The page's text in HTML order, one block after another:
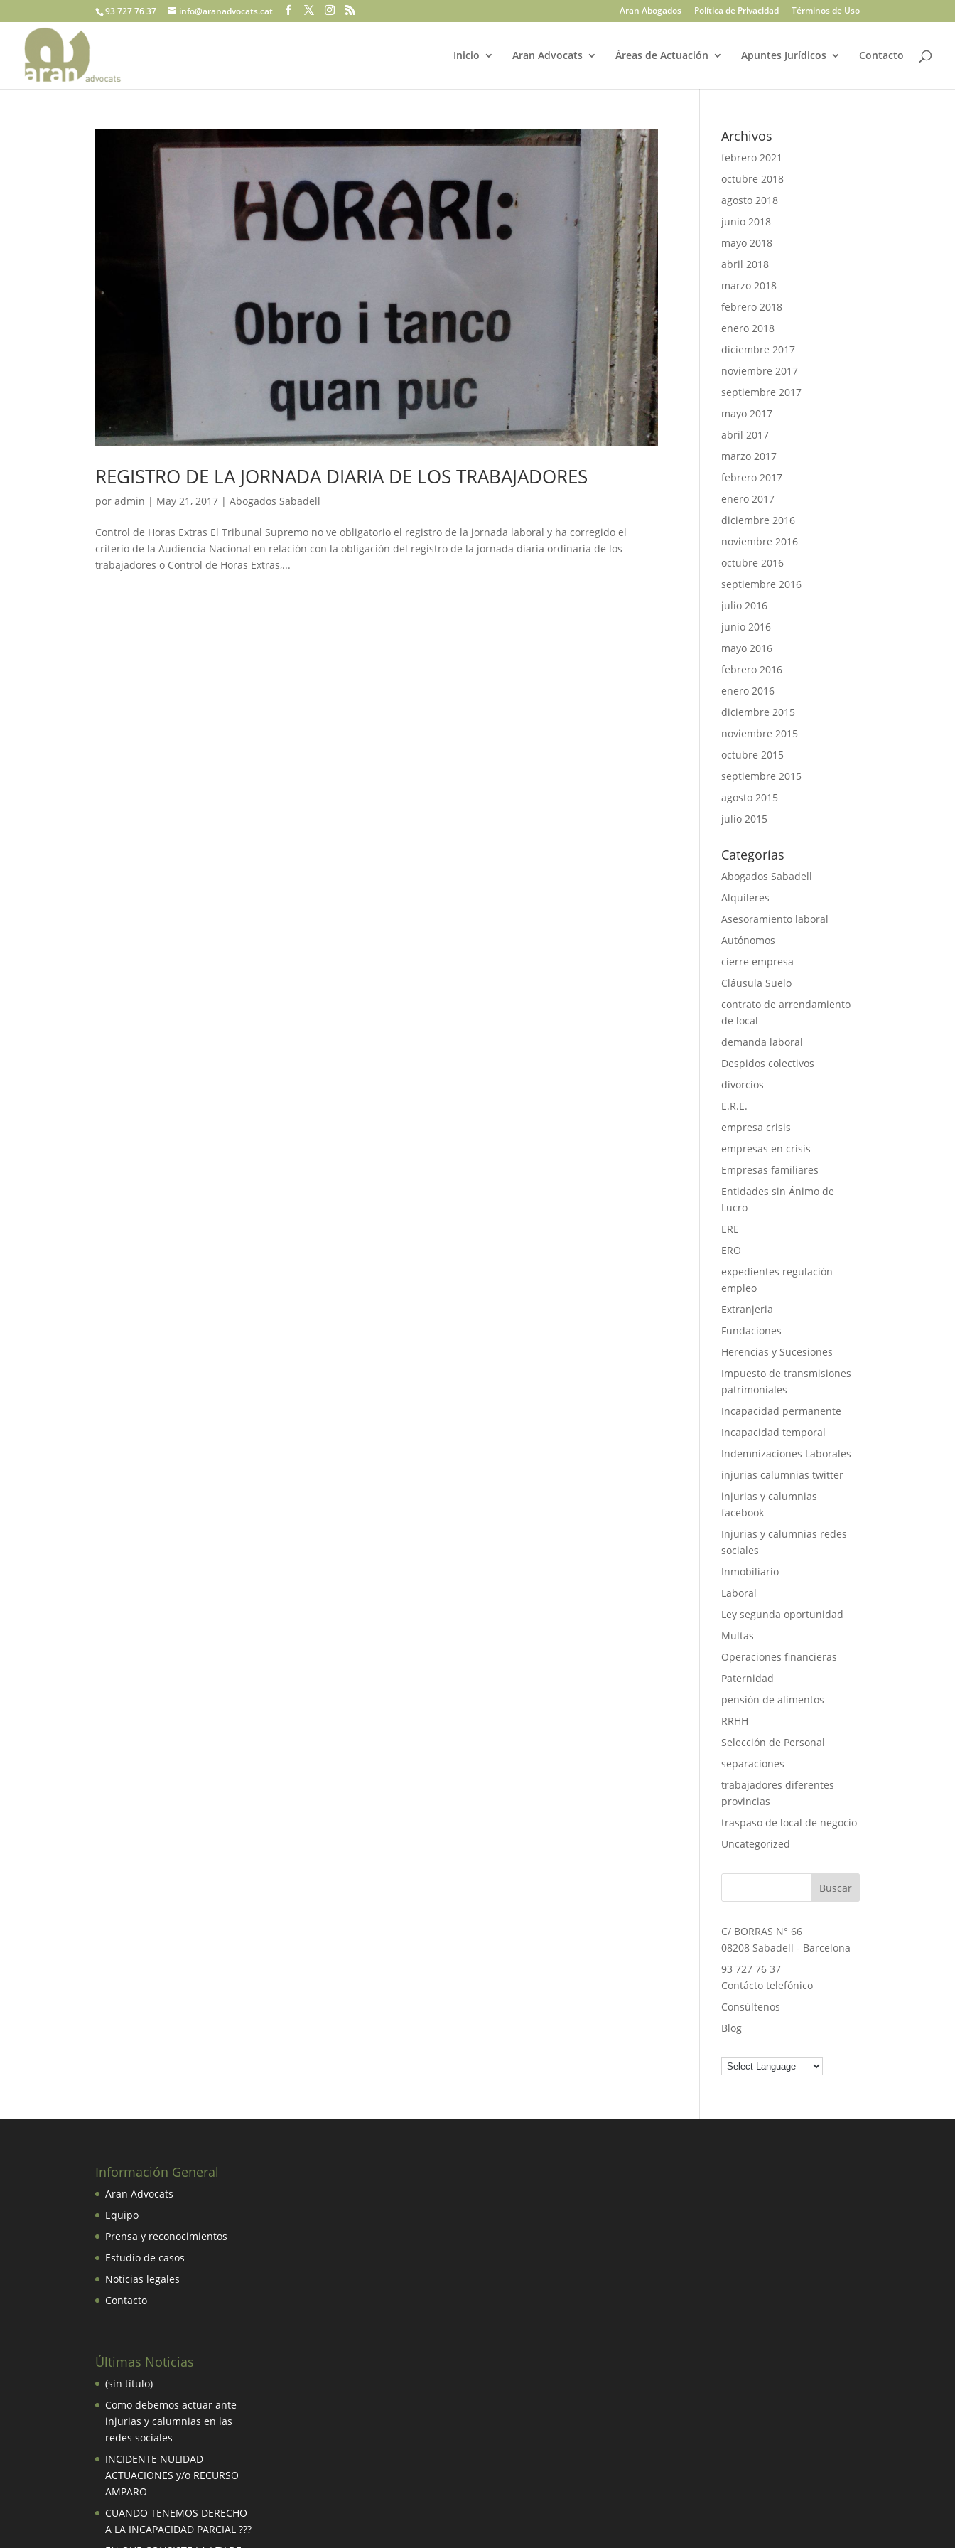
93 727 76 37 info@aranadvocats.cat Aran Abogados Política de Privacidad Términos de Uso
Inicio Aran Advocats Áreas de Actuación Apuntes Jurídicos Contacto
REGISTRO DE LA JORNADA DIARIA DE LOS TRABAJADORES
poradmin | May 21, 2017 |Abogados Sabadell
Control de Horas Extras El Tribunal Supremo no ve obligatorio el registro de la jornada laboral y ha corregido el
criterio de la Audiencia Nacional en relación con la obligación del registro de la jornada diaria ordinaria de los
trabajadores o Control de Horas Extras,...
Archivos
febrero 2021
octubre 2018
agosto 2018
junio 2018
mayo 2018
abril 2018
marzo 2018
febrero 2018
enero 2018
diciembre 2017
noviembre 2017
septiembre 2017
mayo 2017
abril 2017
marzo 2017
febrero 2017
enero 2017
diciembre 2016
noviembre 2016
octubre 2016
septiembre 2016
julio 2016
junio 2016
mayo 2016
febrero 2016
enero 2016
diciembre 2015
noviembre 2015
octubre 2015
septiembre 2015
agosto 2015
julio 2015
Categorías
Abogados Sabadell
Alquileres
Asesoramiento laboral
Autónomos
cierre empresa
Cláusula Suelo
contrato de arrendamiento
de local
demanda laboral
Despidos colectivos
divorcios
E.R.E.
empresa crisis
empresas en crisis
Empresas familiares
Entidades sin Ánimo de
Lucro
ERE
ERO
expedientes regulación
empleo
Extranjeria
Fundaciones
Herencias y Sucesiones
Impuesto de transmisiones
patrimoniales
Incapacidad permanente
Incapacidad temporal
Indemnizaciones Laborales
injurias calumnias twitter
injurias y calumnias
facebook
Injurias y calumnias redes
sociales
Inmobiliario
Laboral
Ley segunda oportunidad
Multas
Operaciones financieras
Paternidad
pensión de alimentos
RRHH
Selección de Personal
separaciones
trabajadores diferentes
provincias
traspaso de local de negocio
Uncategorized
C/ BORRAS N° 66
08208 Sabadell - Barcelona
93 727 76 37
Contácto telefónico
Consúltenos
Blog
Información General
Aran Advocats
Equipo
Prensa y reconocimientos
Estudio de casos
Noticias legales
Contacto
Últimas Noticias
(sin título)
Como debemos actuar ante
injurias y calumnias en las
redes sociales
INCIDENTE NULIDAD
ACTUACIONES y/o RECURSO
AMPARO
CUANDO TENEMOS DERECHO
A LA INCAPACIDAD PARCIAL ???